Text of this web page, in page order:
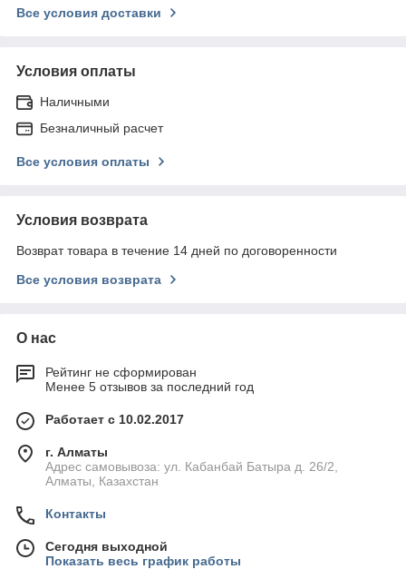
Все условия доставки
Условия оплаты
Наличными
Безналичный расчет
Все условия оплаты
Условия возврата
Возврат товара в течение 14 дней по договоренности
Все условия возврата
О нас
Рейтинг не сформирован
Менее 5 отзывов за последний год
Работает с 10.02.2017
г. Алматы
Адрес самовывоза: ул. Кабанбай Батыра д. 26/2,
Алматы, Казахстан
Контакты
Сегодня выходной
Показать весь график работы